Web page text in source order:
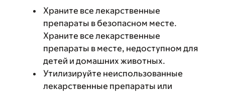
Храните все лекарственные
препараты в безопасном месте.
Храните все лекарственные
препараты в месте, недоступном для
детей и домашних животных.
Утилизируйте неиспользованные
лекарственные препараты или